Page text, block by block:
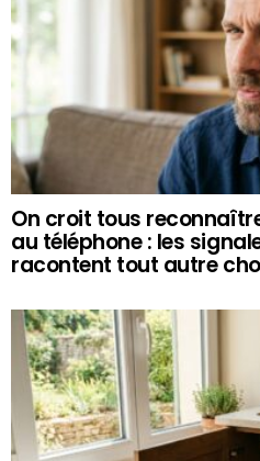
On croit tous
au téléphone : les
racontent tout autre